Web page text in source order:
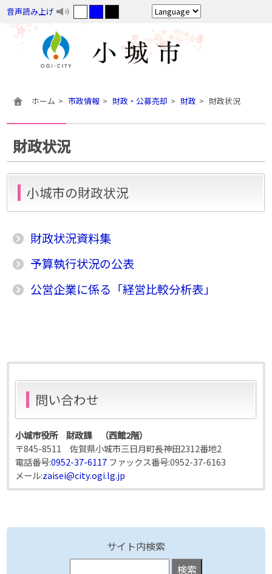
音声読み上げ
ホーム 市政情報 財政・公募売却 財政 財政状況
財政状況
小城市の財政状況
財政状況資料集
予算執行状況の公表
公営企業に係る「経営比較分析表」
問い合わせ
小城市役所 財政課 （西館2階）
〒845-8511 佐賀県小城市三日月町長神田2312番地2
電話番号:0952-37-6117 ファックス番号:0952-37-6163
メール:zaisei@city.ogi.lg.jp
サイト内検索